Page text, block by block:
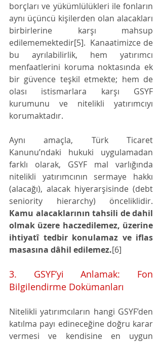
borçları ve yükümlülükleri ile fonların
aynı üçüncü kişilerden olan alacakları
birbirlerine karşı mahsup
edilememektedir[5].  Kanaatimizce de
bu ayrılabilirlik, hem yatırımcı
menfaatlerini koruma noktasında ek
bir güvence teşkil etmekte; hem de
olası istismarlara karşı GSYF
kurumunu ve nitelikli yatırımcıyı
korumaktadır.
Aynı amaçla, Türk Ticaret
Kanunu’ndaki hukuki uygulamadan
farklı olarak, GSYF mal varlığında
nitelikli yatırımcının sermaye hakkı
(alacağı), alacak hiyerarşisinde (debt
Kamu alacaklarının tahsili de dahil
olmak üzere haczedilemez, üzerine
ihtiyatî tedbir konulamaz ve iflas
masasına dâhil edilemez.[6]
3. GSYF’yi Anlamak: Fon
Bilgilendirme Dokümanları
Nitelikli yatırımcıların hangi GSYF’den
katılma payı edineceğine doğru karar
vermesi ve kendisine en uygun